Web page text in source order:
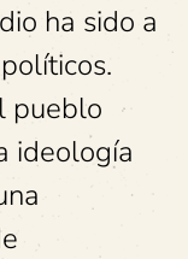
ha sido a
pueblo
ideología